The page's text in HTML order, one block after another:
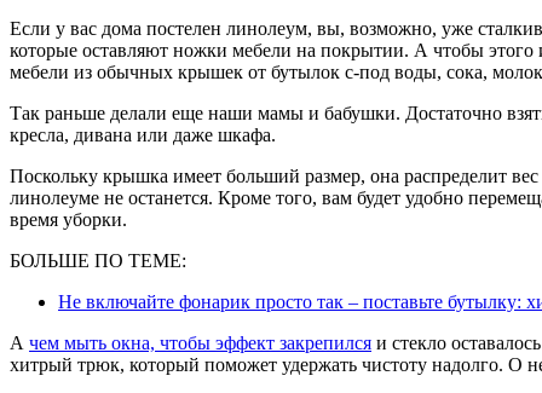
Если у вас дома постелен линолеум, вы, возможно, уже
которые оставляют ножки мебели на покрытии. А чтобы этого
мебели из обычных крышек от бутылок с-под воды, сока,
Так раньше делали еще наши мамы и бабушки. Достаточно
кресла, дивана или даже шкафа.
Поскольку крышка имеет больший размер, она распределит
линолеуме не останется. Кроме того, вам будет удобно
время уборки.
БОЛЬШЕ ПО ТЕМЕ:
Не включайте фонарик просто так – поставьте бутылку:
А чем мыть окна, чтобы эффект закрепился и стекло
хитрый трюк, который поможет удержать чистоту надолго. О